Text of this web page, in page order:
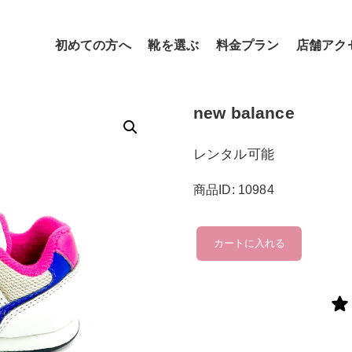
初めての方へ 靴を選ぶ 料金プラン 店舗アク
new balance
レンタル可能
商品ID: 10984
new
balance
カートに入れる